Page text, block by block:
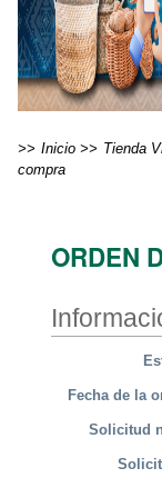
Inicio Tienda
compra
ORDEN
Fecha de la
Solicitud